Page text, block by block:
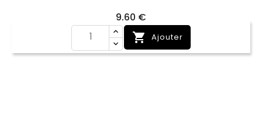
9,60 €
 Ajouter